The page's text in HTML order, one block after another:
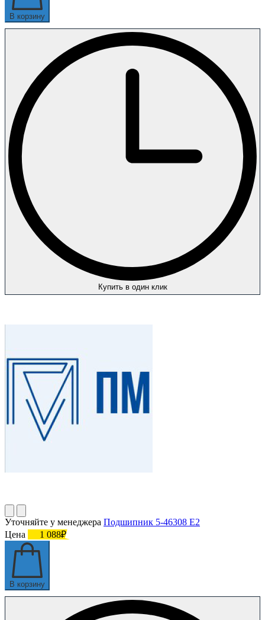
В корзину
Купить в один клик
Уточняйте у менеджера Подшипник 5-46308 Е2
Цена
1 088₽
В корзину